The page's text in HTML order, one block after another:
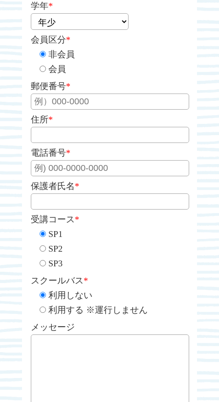
学年*
会員区分*
非会員
会員
郵便番号*
住所*
電話番号*
保護者氏名 *
受講コース *
SP1
SP2
SP3
スクールバス *
利用しない
利用する ※運行しません
メッセージ